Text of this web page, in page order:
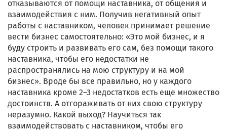
отказываются от помощи наставника, от общения и
взаимодействия с ним. Получив негативный опыт
работы с наставником, человек принимает решение
вести бизнес самостоятельно: «Это мой бизнес, и я
буду строить и развивать его сам, без помощи такого
наставника, чтобы его недостатки не
распространялись на мою структуру и на мой
бизнес». Вроде бы все правильно, но у каждого
наставника кроме 2–3 недостатков есть еще множество
достоинств. А отгораживать от них свою структуру
неразумно. Какой выход? Научиться так
взаимодействовать с наставником, чтобы его